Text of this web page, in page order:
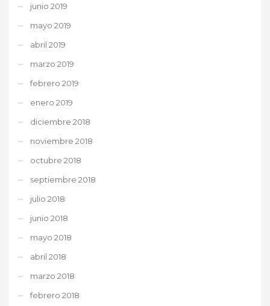
junio 2019
mayo 2019
abril 2019
marzo 2019
febrero 2019
enero 2019
diciembre 2018
noviembre 2018
octubre 2018
septiembre 2018
julio 2018
junio 2018
mayo 2018
abril 2018
marzo 2018
febrero 2018